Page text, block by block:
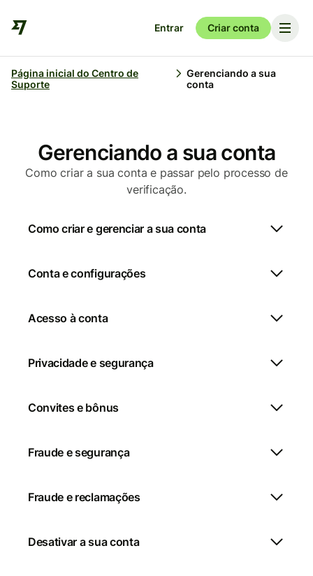
Entrar Criar conta
Página inicial do Centro de
Suporte
Gerenciando a sua
conta
Gerenciando a sua conta
Como criar a sua conta e passar pelo processo de
verificação.
Como criar e gerenciar a sua conta
Conta e configurações
Acesso à conta
Privacidade e segurança
Convites e bônus
Fraude e segurança
Fraude e reclamações
Desativar a sua conta